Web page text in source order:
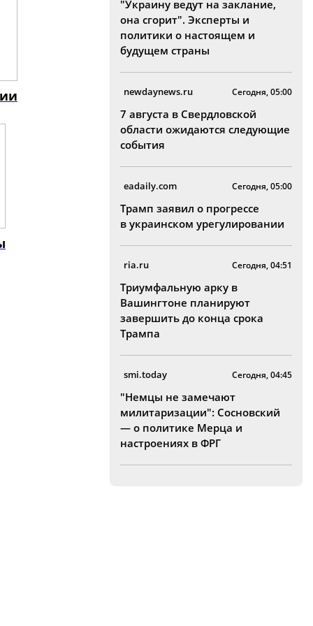
"Украину ведут на заклание,
она сгорит". Эксперты и
политики о настоящем и
будущем страны
newdaynews.ru Сегодня, 05:00
7 августа в Свердловской
области ожидаются следующие
события
eadaily.com Сегодня, 05:00
Трамп заявил о прогрессе
в украинском урегулировании
ria.ru Сегодня, 04:51
Триумфальную арку в
Вашингтоне планируют
завершить до конца срока
Трампа
smi.today Сегодня, 04:45
"Немцы не замечают
милитаризации": Сосновский
— о политике Мерца и
настроениях в ФРГ